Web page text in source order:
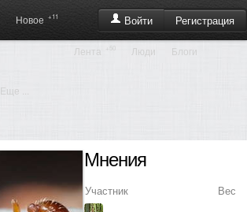
Войти Регистрация
Новое +11
Лента +50 Люди Блоги
Еще ...
Мнения
Участник Вес